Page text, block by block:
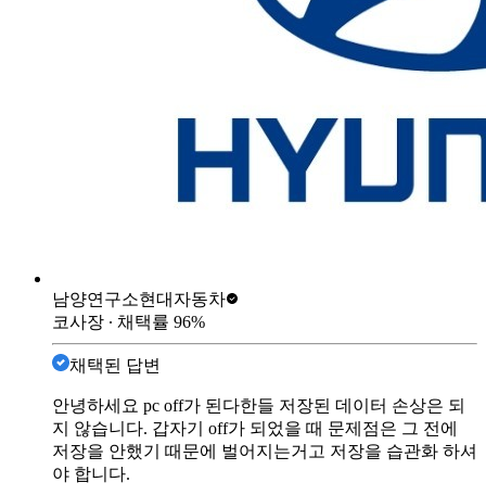
남양연구소현대자동차
코사장 ∙ 채택률 96%
채택된 답변
안녕하세요 pc off가 된다한들 저장된 데이터 손상은 되
지 않습니다. 갑자기 off가 되었을 때 문제점은 그 전에
저장을 안했기 때문에 벌어지는거고 저장을 습관화 하셔
야 합니다.